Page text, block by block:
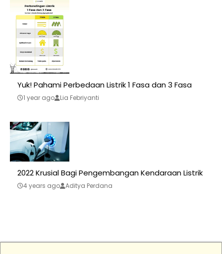
Yuk! Pahami Perbedaan Listrik 1 Fasa dan 3 Fasa
1 year ago Lia Febriyanti
2022 Krusial Bagi Pengembangan Kendaraan Listrik
4 years ago Aditya Perdana